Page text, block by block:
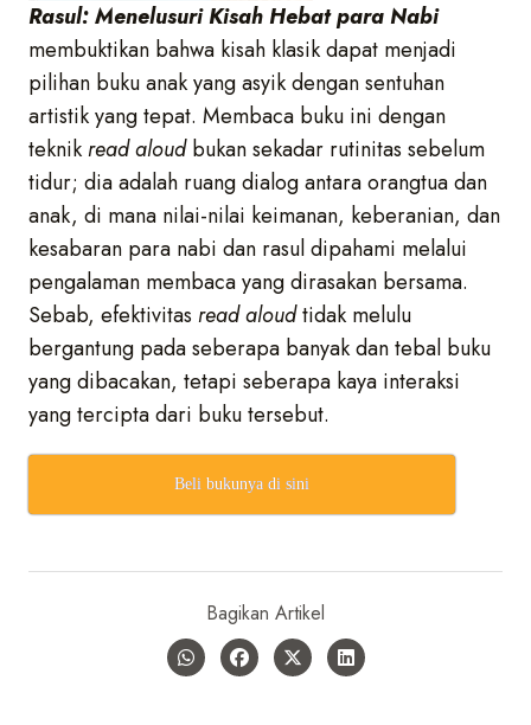
Rasul: Menelusuri Kisah Hebat para Nabi
membuktikan bahwa kisah klasik dapat menjadi
pilihan buku anak yang asyik dengan sentuhan
artistik yang tepat. Membaca buku ini dengan
teknikread aloudbukan sekadar rutinitas sebelum
tidur; dia adalah ruang dialog antara orangtua dan
anak, di mana nilai-nilai keimanan, keberanian, dan
kesabaran para nabi dan rasul dipahami melalui
pengalaman membaca yang dirasakan bersama.
Sebab, efektivitas read aloudtidak melulu
bergantung pada seberapa banyak dan tebal buku
yang dibacakan, tetapi seberapa kaya interaksi
yang tercipta dari buku tersebut.
Beli bukunya di sini
Bagikan Artikel